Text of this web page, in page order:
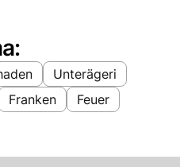
Unterägeri
Franken
Feuer